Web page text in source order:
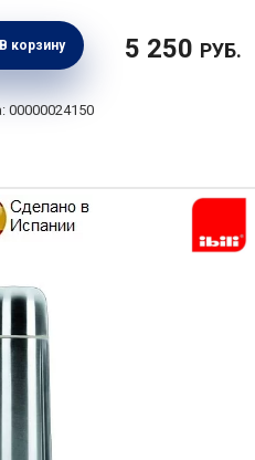
В корзину 5 250 РУБ.
00000024150